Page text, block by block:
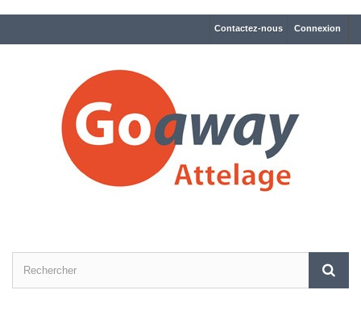
Connexion
Contactez-nous